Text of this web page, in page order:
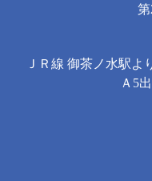
ＪＲ線 御茶ノ水駅
Ａ5